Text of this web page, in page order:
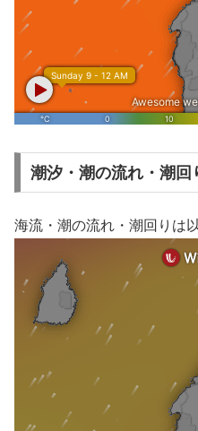
潮汐・潮の流れ・潮回
海流・潮の流れ・潮回りは